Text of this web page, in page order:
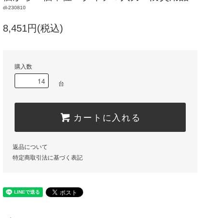
dl-230810
8,451円(税込)
購入数
台
カートに入れる
返品について
特定商取引法に基づく表記